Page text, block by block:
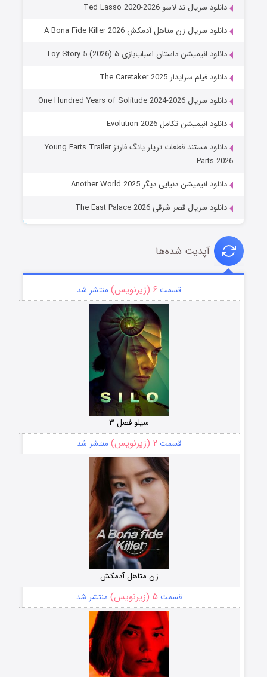
دانلود سریال تد لاسو Ted Lasso 2020-2026
دانلود سریال زن متاهل آدمکش A Bona Fide Killer 2026
دانلود انیمیشن داستان اسباب‌بازی ۵ Toy Story 5 (2026)
دانلود فیلم سرایدار The Caretaker 2025
دانلود سریال One Hundred Years of Solitude 2024-2026
دانلود انیمیشن تکامل Evolution 2026
دانلود مستند قطعات تریلر یانگ فارتز Young Farts Trailer
Parts 2026
دانلود انیمیشن دنیایی دیگر Another World 2025
دانلود سریال قصر شرقی The East Palace 2026
آپدیت شده‌ها
قسمت ۶ (زیرنویس) منتشر شد
سیلو فصل ۳
قسمت ۲ (زیرنویس) منتشر شد
زن متاهل آدمکش
قسمت ۵ (زیرنویس) منتشر شد